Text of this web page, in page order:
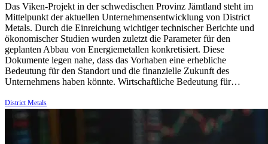
Das Viken-Projekt in der schwedischen Provinz Jämtland steht im
Mittelpunkt der aktuellen Unternehmensentwicklung von District
Metals. Durch die Einreichung wichtiger technischer Berichte und
ökonomischer Studien wurden zuletzt die Parameter für den
geplanten Abbau von Energiemetallen konkretisiert. Diese
Dokumente legen nahe, dass das Vorhaben eine erhebliche
Bedeutung für den Standort und die finanzielle Zukunft des
Unternehmens haben könnte. Wirtschaftliche Bedeutung für…
District Metals